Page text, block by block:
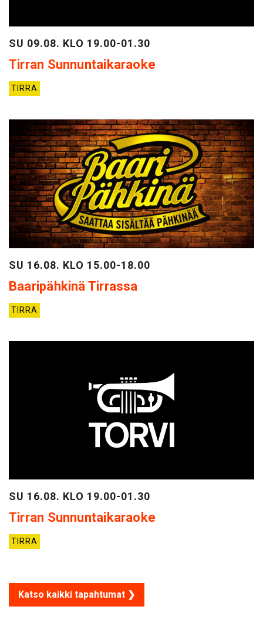
SU 09.08. KLO 19.00-01.30
Tirran Sunnuntaikaraoke
TIRRA
SU 16.08. KLO 15.00-18.00
Baaripähkinä Tirrassa
TIRRA
SU 16.08. KLO 19.00-01.30
Tirran Sunnuntaikaraoke
TIRRA
Katso kaikki tapahtumat ❯